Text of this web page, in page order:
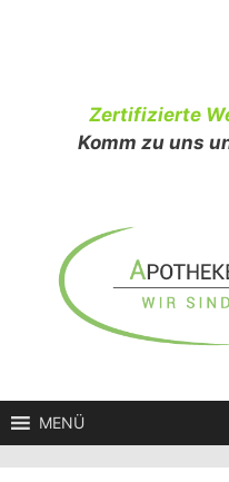
Zertifizierte
Komm zu uns
MENÜ